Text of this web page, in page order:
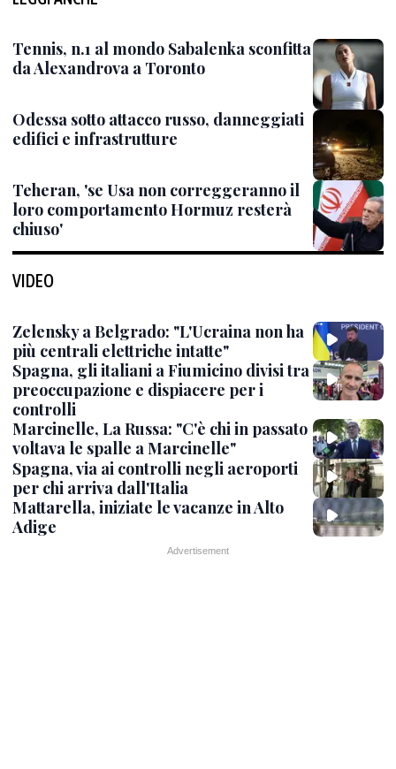
Tennis, n.1 al mondo Sabalenka sconfitta
da Alexandrova a Toronto
Odessa sotto attacco russo, danneggiati
edifici e infrastrutture
Teheran, 'se Usa non correggeranno il
loro comportamento Hormuz resterà
chiuso'
VIDEO
Zelensky a Belgrado: "L'Ucraina non ha
più centrali elettriche intatte"
Spagna, gli italiani a Fiumicino divisi tra
preoccupazione e dispiacere per i
controlli
Marcinelle, La Russa: "C'è chi in passato
voltava le spalle a Marcinelle"
Spagna, via ai controlli negli aeroporti
per chi arriva dall'Italia
Mattarella, iniziate le vacanze in Alto
Adige